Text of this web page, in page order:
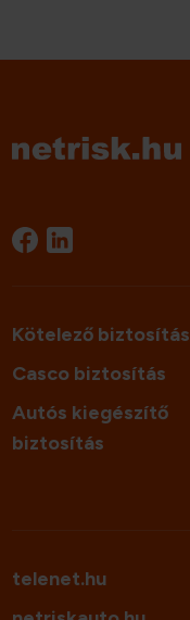
Kötelező biztosítás
Casco biztosítás
Autós kiegészítő
biztosítás
telenet.hu